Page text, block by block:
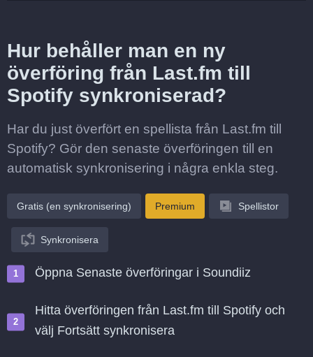
Hur behåller man en ny
överföring från Last.fm till
Spotify synkroniserad?
Har du just överfört en spellista från Last.fm till
Spotify? Gör den senaste överföringen till en
automatisk synkronisering i några enkla steg.
Gratis (en synkronisering) Premium Spellistor
Synkronisera
Öppna Senaste överföringar i Soundiiz
Hitta överföringen från Last.fm till Spotify och
välj Fortsätt synkronisera